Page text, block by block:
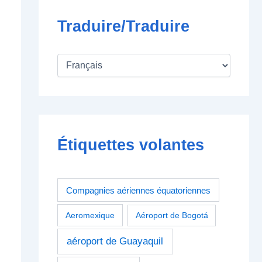
Traduire/Traduire
Étiquettes volantes
Compagnies aériennes équatoriennes
Aeromexique Aéroport de Bogotá
aéroport de Guayaquil